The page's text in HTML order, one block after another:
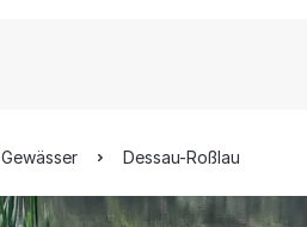
Gewässer Dessau-Roßlau